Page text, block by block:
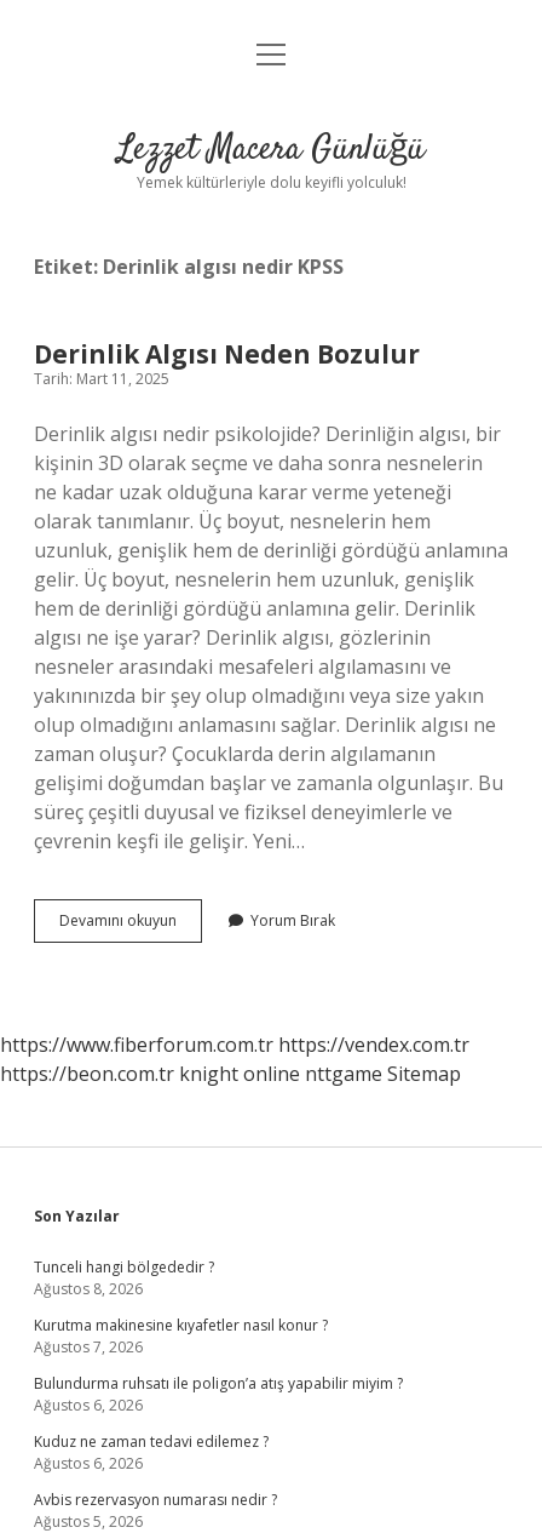
Anasayfa
Yasal Uyarı
menüyü
Lezzet Macera Günlüğü
Yemek kültürleriyle dolu keyifli yolculuk!
Etiket: Derinlik algısı nedir KPSS
Derinlik Algısı Neden Bozulur
Tarih: Mart 11, 2025
Derinlik algısı nedir psikolojide? Derinliğin algısı, bir
kişinin 3D olarak seçme ve daha sonra nesnelerin
ne kadar uzak olduğuna karar verme yeteneği
olarak tanımlanır. Üç boyut, nesnelerin hem
uzunluk, genişlik hem de derinliği gördüğü anlamına
gelir. Üç boyut, nesnelerin hem uzunluk, genişlik
hem de derinliği gördüğü anlamına gelir. Derinlik
algısı ne işe yarar? Derinlik algısı, gözlerinin
nesneler arasındaki mesafeleri algılamasını ve
yakınınızda bir şey olup olmadığını veya size yakın
olup olmadığını anlamasını sağlar. Derinlik algısı ne
zaman oluşur? Çocuklarda derin algılamanın
gelişimi doğumdan başlar ve zamanla olgunlaşır. Bu
süreç çeşitli duyusal ve fiziksel deneyimlerle ve
çevrenin keşfi ile gelişir. Yeni…
Devamını okuyun
Algısı
Yorum Bırak
https://www.fiberforum.com.tr https://vendex.com.tr
https://beon.com.tr knight online nttgame Sitemap
Sidebar
Son Yazılar
Tunceli hangi bölgededir ?
Ağustos 8, 2026
Kurutma makinesine kıyafetler nasıl konur ?
Ağustos 7, 2026
Bulundurma ruhsatı ile poligon’a atış yapabilir miyim ?
Ağustos 6, 2026
Kuduz ne zaman tedavi edilemez ?
Ağustos 6, 2026
Avbis rezervasyon numarası nedir ?
Ağustos 5, 2026